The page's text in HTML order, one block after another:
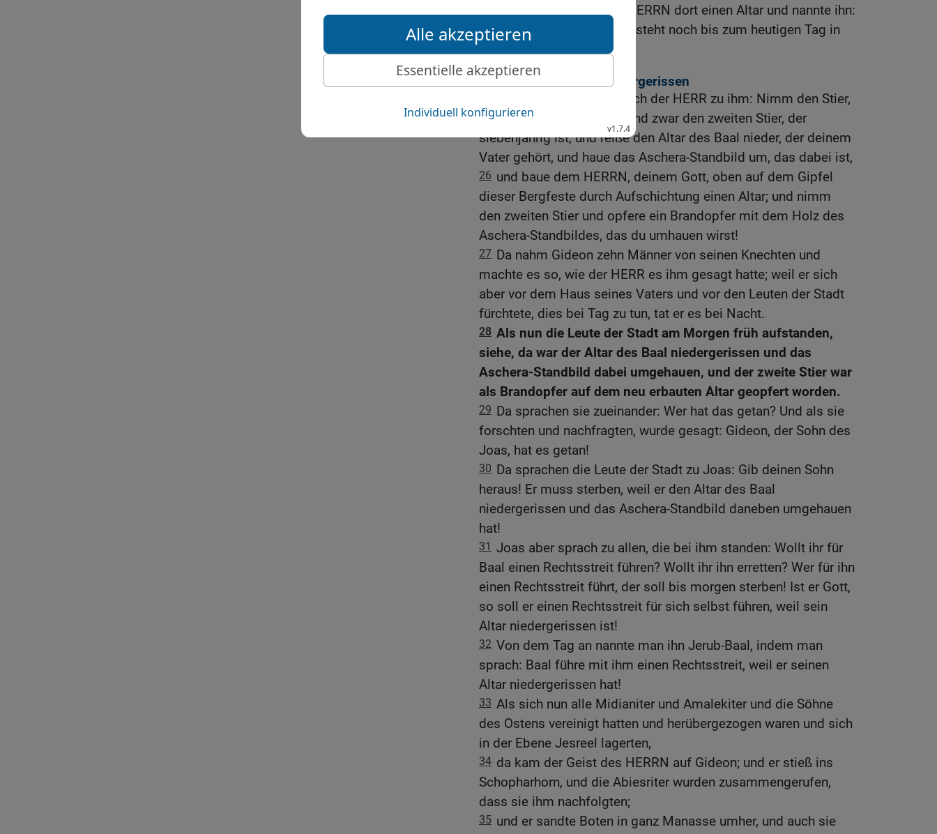
Da baute Gideon dem HERRN dort einen Altar und nannte ihn:
»Der HERR ist Friede«; der steht noch bis zum heutigen Tag in
Der Altar Baals wird niedergerissen
Und in jener Nacht sprach der HERR zu ihm: Nimm den Stier,
der deinem Vater gehört, und zwar den zweiten Stier, der
siebenjährig ist, und reiße den Altar des Baal nieder, der deinem
Vater gehört, und haue das Aschera-Standbild um, das dabei ist,
26 und baue dem HERRN, deinem Gott, oben auf dem Gipfel
dieser Bergfeste durch Aufschichtung einen Altar; und nimm
den zweiten Stier und opfere ein Brandopfer mit dem Holz des
Aschera-Standbildes, das du umhauen wirst!
27 Da nahm Gideon zehn Männer von seinen Knechten und
machte es so, wie der HERR es ihm gesagt hatte; weil er sich
aber vor dem Haus seines Vaters und vor den Leuten der Stadt
fürchtete, dies bei Tag zu tun, tat er es bei Nacht.
28 Als nun die Leute der Stadt am Morgen früh aufstanden,
siehe, da war der Altar des Baal niedergerissen und das
Aschera-Standbild dabei umgehauen, und der zweite Stier war
als Brandopfer auf dem neu erbauten Altar geopfert worden.
29 Da sprachen sie zueinander: Wer hat das getan? Und als sie
forschten und nachfragten, wurde gesagt: Gideon, der Sohn des
Joas, hat es getan!
30 Da sprachen die Leute der Stadt zu Joas: Gib deinen Sohn
heraus! Er muss sterben, weil er den Altar des Baal
niedergerissen und das Aschera-Standbild daneben umgehauen
hat!
31 Joas aber sprach zu allen, die bei ihm standen: Wollt ihr für
Baal einen Rechtsstreit führen? Wollt ihr ihn erretten? Wer für ihn
einen Rechtsstreit führt, der soll bis morgen sterben! Ist er Gott,
so soll er einen Rechtsstreit für sich selbst führen, weil sein
Altar niedergerissen ist!
32 Von dem Tag an nannte man ihn Jerub-Baal, indem man
sprach: Baal führe mit ihm einen Rechtsstreit, weil er seinen
Altar niedergerissen hat!
33 Als sich nun alle Midianiter und Amalekiter und die Söhne
des Ostens vereinigt hatten und herübergezogen waren und sich
in der Ebene Jesreel lagerten,
34 da kam der Geist des HERRN auf Gideon; und er stieß ins
Schopharhorn, und die Abiesriter wurden zusammengerufen,
dass sie ihm nachfolgten;
35 und er sandte Boten in ganz Manasse umher, und auch sie